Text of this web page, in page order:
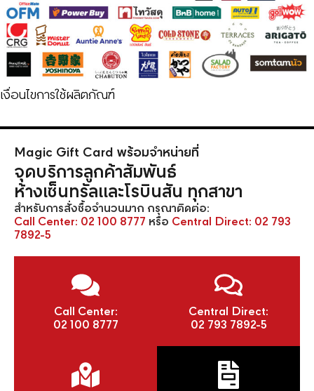
เงื่อนไขการใช้ผลิตภัณฑ์
Magic Gift Card พร้อมจำหน่ายที่
จุดบริการลูกค้าสัมพันธ์
ห้างเซ็นทรัลและโรบินสัน ทุกสาขา
สำหรับการสั่งซื้อจำนวนมาก กรุณาติดต่อ:
Call Center: 02 100 8777 หรือ Central Direct: 02 793
7892-5
Call Center:
02 100 8777
Central Direct:
02 793 7892-5